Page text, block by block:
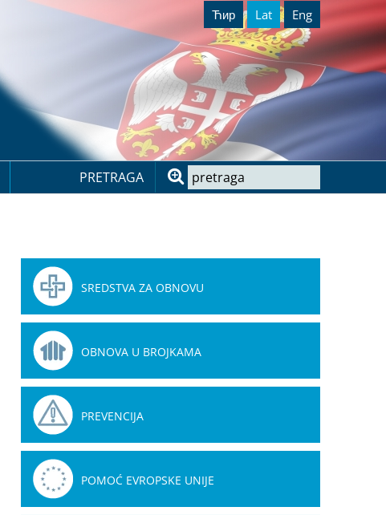
Ћир Lat Eng
PRETRAGA
SREDSTVA ZA OBNOVU
OBNOVA U BROJKAMA
PREVENCIJA
POMOĆ EVROPSKE UNIJE